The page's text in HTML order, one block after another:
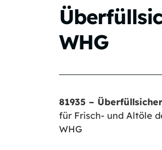
WHG
81935 –
für Frisch- und Altöle
WHG